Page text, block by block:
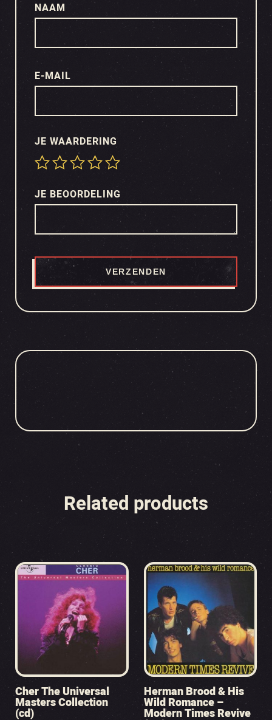
JE WAARDERING
JE BEOORDELING
NAAM
E-MAIL
Related products
Cher The Universal
Masters Collection
(cd)
Herman Brood & His
Wild Romance –
Modern Times Revive